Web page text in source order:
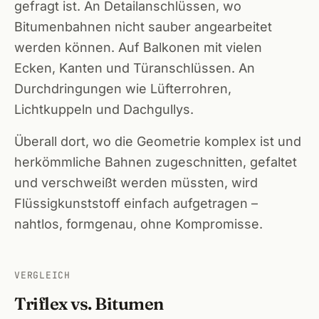
gefragt ist. An Detailanschlüssen, wo
Bitumenbahnen nicht sauber angearbeitet
werden können. Auf Balkonen mit vielen
Ecken, Kanten und Türanschlüssen. An
Durchdringungen wie Lüfterrohren,
Lichtkuppeln und Dachgullys.
Überall dort, wo die Geometrie komplex ist und
herkömmliche Bahnen zugeschnitten, gefaltet
und verschweißt werden müssten, wird
Flüssigkunststoff einfach aufgetragen –
nahtlos, formgenau, ohne Kompromisse.
VERGLEICH
Triflex vs. Bitumen